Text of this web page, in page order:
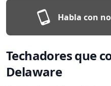
Habla con
Techadores que
Delaware